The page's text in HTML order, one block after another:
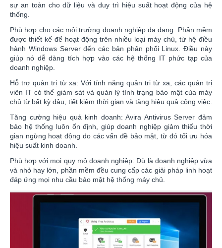
sự an toàn cho dữ liệu và duy trì hiệu suất hoạt động của hệ
thống.
Phù hợp cho các môi trường doanh nghiệp đa dạng: Phần mềm
được thiết kế để hoạt động trên nhiều loại máy chủ, từ hệ điều
hành Windows Server đến các bản phân phối Linux. Điều này
giúp nó dễ dàng tích hợp vào các hệ thống IT phức tạp của
doanh nghiệp.
Hỗ trợ quản trị từ xa: Với tính năng quản trị từ xa, các quản trị
viên IT có thể giám sát và quản lý tình trạng bảo mật của máy
chủ từ bất kỳ đâu, tiết kiệm thời gian và tăng hiệu quả công việc.
Tăng cường hiệu quả kinh doanh: Avira Antivirus Server đảm
bảo hệ thống luôn ổn định, giúp doanh nghiệp giảm thiểu thời
gian ngừng hoạt động do các vấn đề bảo mật, từ đó tối ưu hóa
hiệu suất kinh doanh.
Phù hợp với mọi quy mô doanh nghiệp: Dù là doanh nghiệp vừa
và nhỏ hay lớn, phần mềm đều cung cấp các giải pháp linh hoạt
đáp ứng mọi nhu cầu bảo mật hệ thống máy chủ.